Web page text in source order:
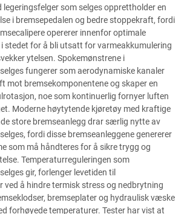
som selges opprettholder en
i bremsepedalen og bedre stoppekraft, fordi
opererer innenfor optimale
stedet for å bli utsatt for varmeakkumulering
ytelsen. Spokemønstrene i
fungerer som aerodynamiske kanaler
mot bremsekomponentene og skaper en
noe som kontinuerlig fornyer luften
Moderne høytytende kjøretøy med kraftige
store bremseanlegg drar særlig nytte av
fordi disse bremseanleggene genererer
som må håndteres for å sikre trygg og
Temperaturreguleringen som
gir, forlenger levetiden til
ved å hindre termisk stress og nedbrytning
bremseplater og hydraulisk væske
forhøyede temperaturer. Tester har vist at